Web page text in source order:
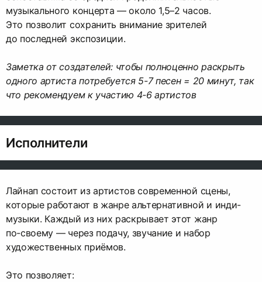
музыкального концерта — около 1,5–2 часов.
Это позволит сохранить внимание зрителей
до последней экспозиции.
Заметка от создателей: чтобы полноценно раскрыть
одного артиста потребуется 5-7 песен = 20 минут, так
что рекомендуем к участию 4-6 артистов
Исполнители
Лайнап состоит из артистов современной сцены,
которые работают в жанре альтернативной и инди-
музыки. Каждый из них раскрывает этот жанр
по-своему — через подачу, звучание и набор
художественных приёмов.
Это позволяет: